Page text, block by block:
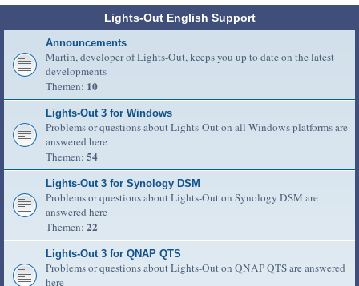
Lights-Out English Support
Announcements
Martin, developer of Lights-Out, keeps you up to date on the latest
developments
Themen: 10
Lights-Out 3 for Windows
Problems or questions about Lights-Out on all Windows platforms are
answered here
Themen: 54
Lights-Out 3 for Synology DSM
Problems or questions about Lights-Out on Synology DSM are
answered here
Themen: 22
Lights-Out 3 for QNAP QTS
Problems or questions about Lights-Out on QNAP QTS are answered
here